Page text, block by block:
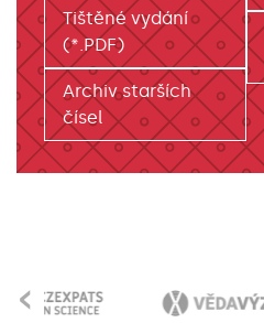
Tištěné vydání
(*.PDF)
Archiv starších
čísel
‹